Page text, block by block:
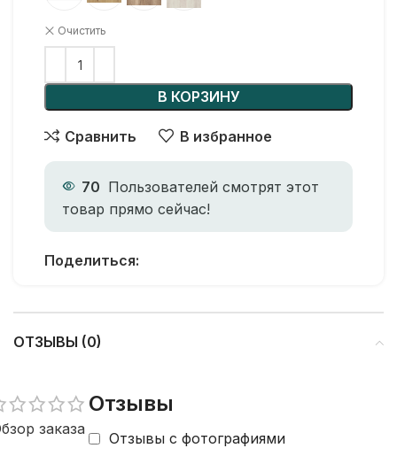
Очистить
В КОРЗИНУ
Сравнить В избранное
70 Пользователей смотрят этот
товар прямо сейчас!
Поделиться:
ОТЗЫВЫ (0)
заказа
Отзывы
Отзывы с фотографиями